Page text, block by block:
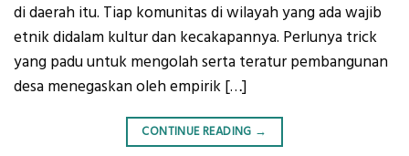
di daerah itu. Tiap komunitas di wilayah yang ada wajib
etnik didalam kultur dan kecakapannya. Perlunya trick
yang padu untuk mengolah serta teratur pembangunan
desa menegaskan oleh empirik […]
CONTINUE READING →